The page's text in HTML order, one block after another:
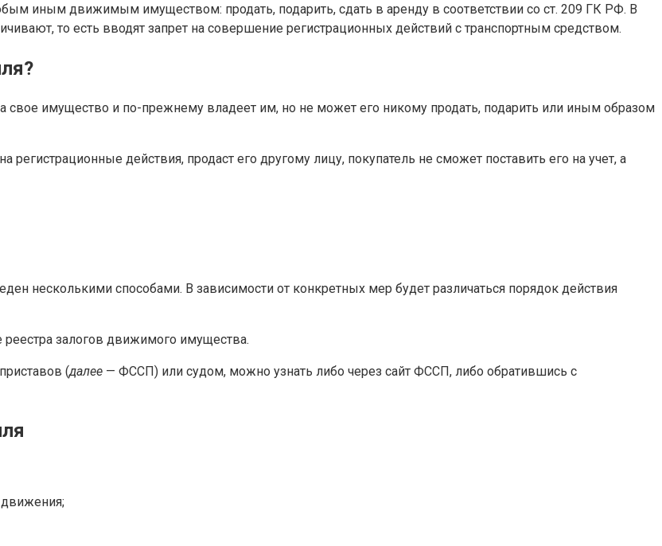
иным движимым имуществом: продать, подарить, сдать в аренду в соответствии со ст. 209 ГК РФ. В
то есть вводят запрет на совершение регистрационных действий с транспортным средством.
свое имущество и по-прежнему владеет им, но не может его никому продать, подарить или иным образом
действия, продаст его другому лицу, покупатель не сможет поставить его на учет, а
несколькими способами. В зависимости от конкретных мер будет различаться порядок действия
залогов движимого имущества.
(далее — ФССП) или судом, можно узнать либо через сайт ФССП, либо обратившись с